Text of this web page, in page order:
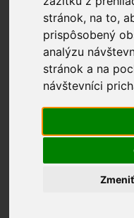
stránok, na to,
prispôsobený
analýzu
stránok a na
návštevníci